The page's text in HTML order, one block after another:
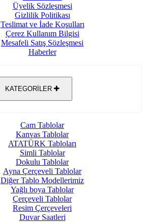
Üyelik Sözleşmesi
Gizlilik Politikası
Teslimat ve İade Koşulları
Çerez Kullanım Bilgisi
Mesafeli Satış Sözleşmesi
Haberler
KATEGORİLER
Cam Tablolar
Kanvas Tablolar
ATATÜRK Tabloları
Simli Tablolar
Dokulu Tablolar
Ayna Çerçeveli Tablolar
Diğer Tablo Modellerimiz
Yağlı boya Tablolar
Çerçeveli Tablolar
Resim Çerçeveleri
Duvar Saatleri